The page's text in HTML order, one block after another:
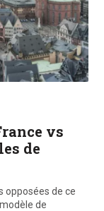
vs
de
opposées de ce
de